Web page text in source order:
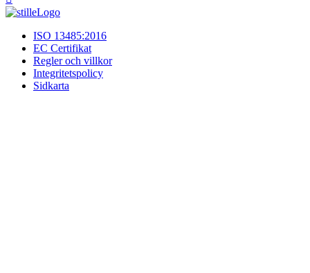
ISO 13485:2016
EC Certifikat
Regler och villkor
Integritetspolicy
Sidkarta